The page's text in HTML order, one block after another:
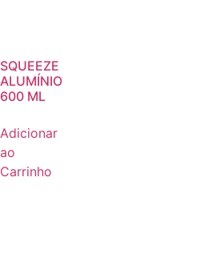
SQUEEZE
ALUMÍNIO
600 ML
Adicionar
ao
Carrinho